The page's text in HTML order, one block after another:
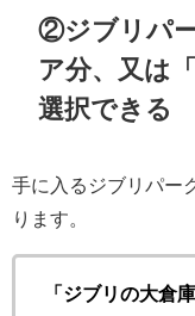
②ジブリパ
ア分、又は
選択できる
手に入るジブリパー
ります。
「ジブリの大倉